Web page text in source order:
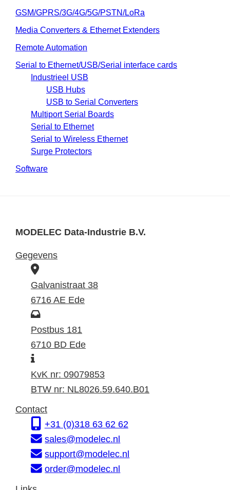
GSM/GPRS/3G/4G/5G/PSTN/LoRa
Media Converters & Ethernet Extenders
Remote Automation
Serial to Ethernet/USB/Serial interface cards
Industrieel USB
USB Hubs
USB to Serial Converters
Multiport Serial Boards
Serial to Ethernet
Serial to Wireless Ethernet
Surge Protectors
Software
MODELEC Data-Industrie B.V.
Gegevens
B
e
z
o
e
k
d
r
s
Galvanistraat 38
6716 AE Ede
P
o
s
a
d
e
s
Postbus 181
6710 BD Ede
I
n
f
r
m
a
t
KvK nr: 09079853
BTW nr: NL8026.59.640.B01
Contact
+31 (0)318 63 62 62
sales@modelec.nl
support@modelec.nl
order@modelec.nl